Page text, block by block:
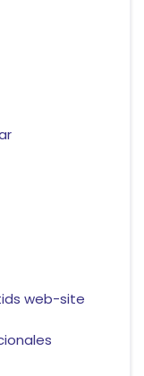
web-site